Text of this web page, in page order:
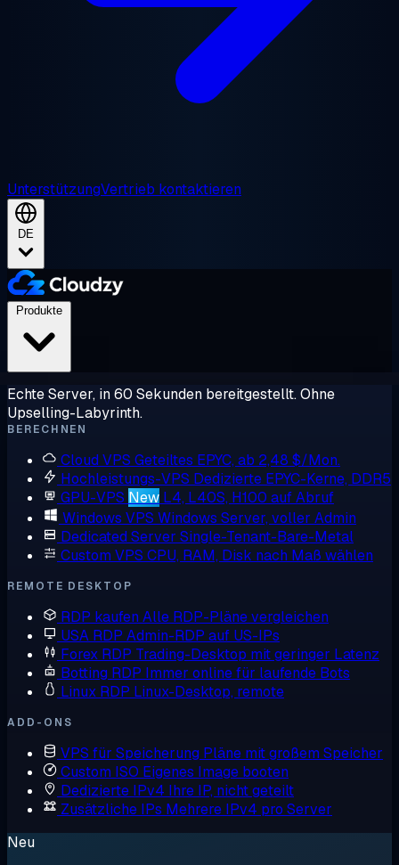
UnterstützungVertrieb kontaktieren
DE
Echte Server, in 60 Sekunden bereitgestellt. Ohne
Upselling-Labyrinth.
BERECHNEN
Cloud VPS Geteiltes EPYC, ab 2,48 $/Mon.
Hochleistungs-VPS Dedizierte EPYC-Kerne, DDR5
GPU-VPS New L4, L40S, H100 auf Abruf
Windows VPS Windows Server, voller Admin
Dedicated Server Single-Tenant-Bare-Metal
Custom VPS CPU, RAM, Disk nach Maß wählen
REMOTE DESKTOP
RDP kaufen Alle RDP-Pläne vergleichen
USA RDP Admin-RDP auf US-IPs
Forex RDP Trading-Desktop mit geringer Latenz
Botting RDP Immer online für laufende Bots
Linux RDP Linux-Desktop, remote
ADD-ONS
VPS für Speicherung Pläne mit großem Speicher
Custom ISO Eigenes Image booten
Dedizierte IPv4 Ihre IP, nicht geteilt
Zusätzliche IPs Mehrere IPv4 pro Server
Neu